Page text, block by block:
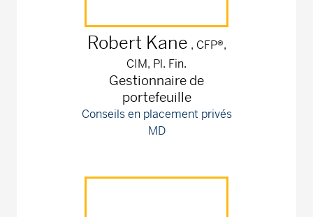
Robert Kane , CFP®,
CIM, Pl. Fin.
Gestionnaire de
portefeuille
Conseils en placement privés
MD